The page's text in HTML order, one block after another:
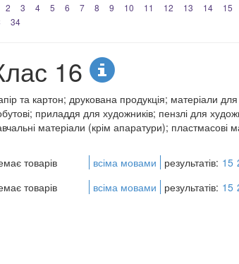
2 3 4 5 6 7 8 9 10 11 12 13 14 15
34
16
та картон; друкована продукція; матеріали
приладдя для художників; пензлі для
матеріали (крім апаратури); пластмасові
товарів всіма мовами результатів: 15
товарів
всіма мовами результатів: 15